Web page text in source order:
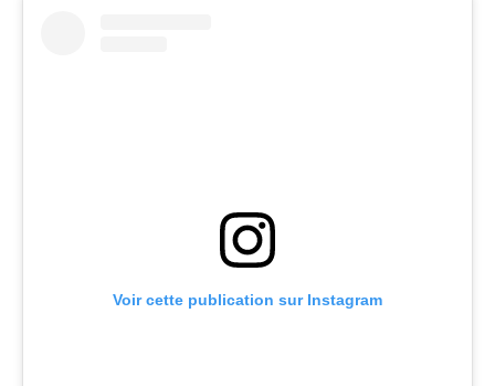
Voir cette publication sur Instagram